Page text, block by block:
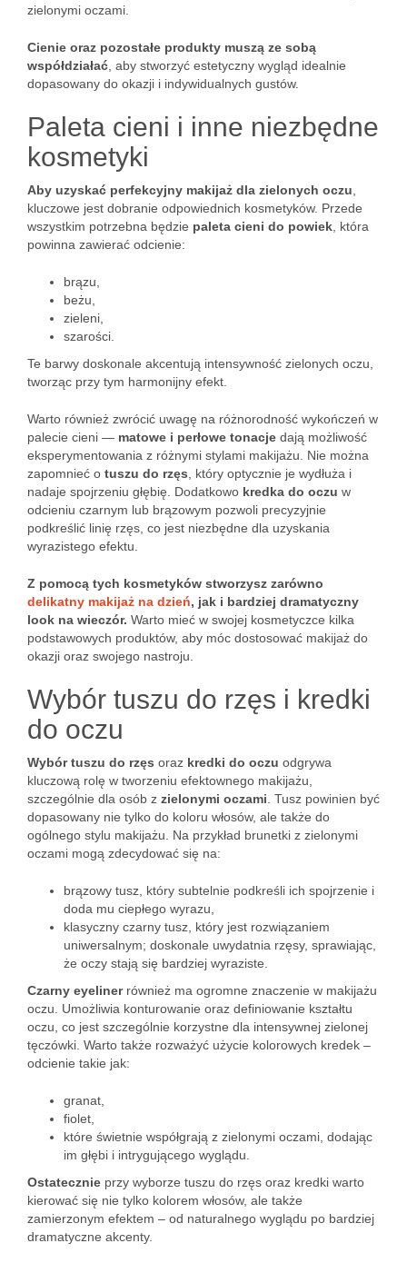
zielonymi oczami.
Cienie oraz pozostałe produkty muszą ze sobą
współdziałać , aby stworzyć estetyczny wygląd idealnie
dopasowany do okazji i indywidualnych gustów.
Paleta cieni i inne niezbędne
kosmetyki
Aby uzyskać perfekcyjny makijaż dla zielonych oczu
kluczowe jest dobranie odpowiednich kosmetyków. Przede
wszystkim potrzebna będzie paleta cieni do powiek , która
powinna zawierać odcienie:
brązu,
beżu,
zieleni,
szarości.
Te barwy doskonale akcentują intensywność zielonych oczu,
tworząc przy tym harmonijny efekt.
Warto również zwrócić uwagę na różnorodność wykończeń w
palecie cieni — matowe i perłowe tonacje dają możliwość
eksperymentowania z różnymi stylami makijażu. Nie można
zapomnieć o tuszu do rzęs , który optycznie je wydłuża i
nadaje spojrzeniu głębię. Dodatkowo kredka do oczu w
odcieniu czarnym lub brązowym pozwoli precyzyjnie
podkreślić linię rzęs, co jest niezbędne dla uzyskania
wyrazistego efektu.
Z pomocą tych kosmetyków stworzysz zarówno
delikatny makijaż na dzień, jak i bardziej dramatyczny
look na wieczór. Warto mieć w swojej kosmetyczce kilka
podstawowych produktów, aby móc dostosować makijaż do
okazji oraz swojego nastroju.
Wybór tuszu do rzęs i kredki
do oczu
Wybór tuszu do rzęs oraz kredki do oczu odgrywa
kluczową rolę w tworzeniu efektownego makijażu,
szczególnie dla osób z zielonymi oczami . Tusz powinien być
dopasowany nie tylko do koloru włosów, ale także do
ogólnego stylu makijażu. Na przykład brunetki z zielonymi
oczami mogą zdecydować się na:
brązowy tusz, który subtelnie podkreśli ich spojrzenie i
doda mu ciepłego wyrazu,
klasyczny czarny tusz, który jest rozwiązaniem
uniwersalnym; doskonale uwydatnia rzęsy, sprawiając,
że oczy stają się bardziej wyraziste.
Czarny eyelinerrównież ma ogromne znaczenie w makijażu
oczu. Umożliwia konturowanie oraz definiowanie kształtu
oczu, co jest szczególnie korzystne dla intensywnej zielonej
tęczówki. Warto także rozważyć użycie kolorowych kredek –
odcienie takie jak:
granat,
fiolet,
które świetnie współgrają z zielonymi oczami, dodając
im głębi i intrygującego wyglądu.
Ostatecznie przy wyborze tuszu do rzęs oraz kredki warto
kierować się nie tylko kolorem włosów, ale także
zamierzonym efektem – od naturalnego wyglądu po bardziej
dramatyczne akcenty.